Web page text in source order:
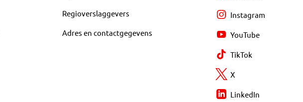
Regioverslaggevers
Adres en contactgegevens
Instagram
YouTube
TikTok
X
LinkedIn